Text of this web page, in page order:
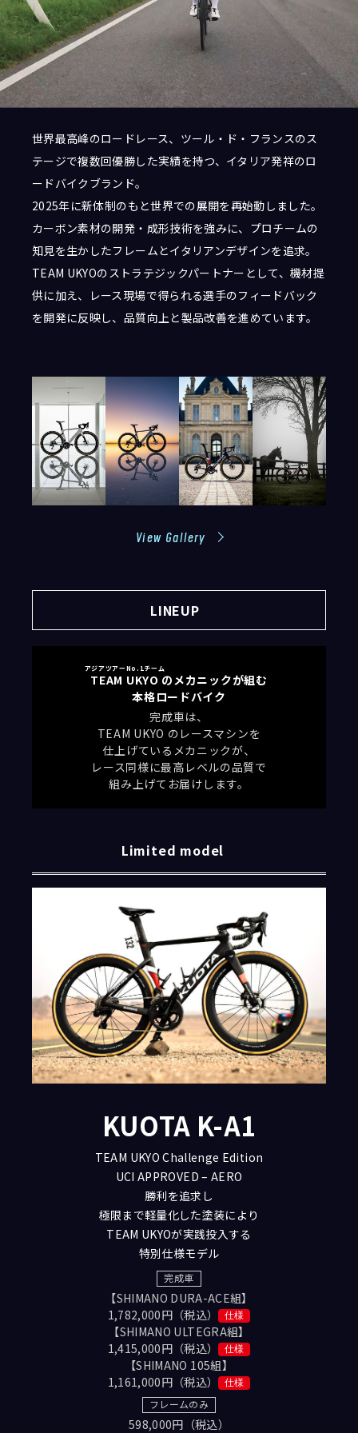
JCL LEAGUE HP
世界最高峰のロードレース、ツール・ド・フランスのス
テージで複数回優勝した実績を持つ、イタリア発祥のロ
ードバイクブランド。
2025年に新体制のもと世界での展開を再始動しました。
カーボン素材の開発・成形技術を強みに、プロチームの
知見を生かしたフレームとイタリアンデザインを追求。
TEAM UKYOのストラテジックパートナーとして、機材提
供に加え、レース現場で得られる選手のフィードバック
を開発に反映し、品質向上と製品改善を進めています。
View Gallery
LINEUP
アジアツアーNo.1チーム
TEAM UKYO のメカニックが組む
本格ロードバイク
完成車は、
TEAM UKYO のレースマシンを
仕上げているメカニックが、
レース同様に最高レベルの品質で
組み上げてお届けします。
Limited model
KUOTA K-A1
TEAM UKYO Challenge Edition
UCI APPROVED – AERO
勝利を追求し
極限まで軽量化した塗装により
TEAM UKYOが実践投入する
特別仕様モデル
完成車
【SHIMANO DURA-ACE組】
1,782,000円（税込） 仕様
【SHIMANO ULTEGRA組】
1,415,000円（税込） 仕様
【SHIMANO 105組】
1,161,000円（税込） 仕様
フレームのみ
598,000円（税込）